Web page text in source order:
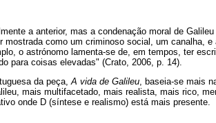
a anterior, mas a condenação moral de
mostrada como um criminoso social, um canalha,
o astrónomo lamenta-se de, em tempos, ter
para coisas elevadas" (Crato, 2006, p. 14).
da peça,A vida de Galileu, baseia-se mais
mais multifacetado, mais realista, mais rico,
onde D (síntese e realismo) está mais presente.